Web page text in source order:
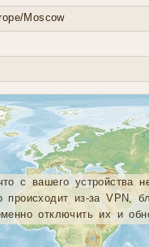
Moscow
с вашего устройства
происходит из-за VPN,
отключить их и